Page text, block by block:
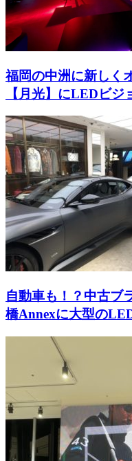
福岡の中洲に新しく
【月光】にLEDビジ
自動車も！？中古ブ
橋Annexに大型の